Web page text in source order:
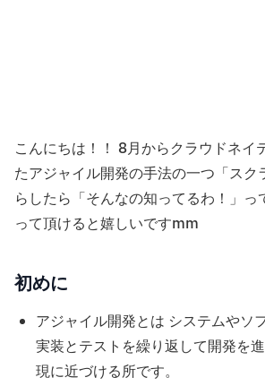
こんにちは！！ 8月からクラウドネ
たアジャイル開発の手法の一つ「ス
らしたら「そんなの知ってるわ！」
って頂けると嬉しいですmm
初めに
アジャイル開発とは システムやソ
実装とテストを繰り返して開発を
現に近づける所です。